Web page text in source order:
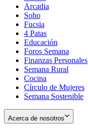
Arcadia
Soho
in
new
window
Fucsia
in
new
window
4 Patas
Educación
Foros Semana
Finanzas Personales
Semana Rural
Cocina
Círculo de Mujeres
Semana Sostenible
Acerca de nosotros